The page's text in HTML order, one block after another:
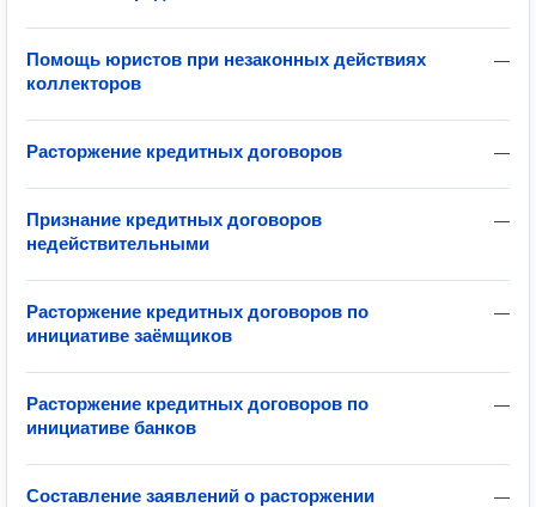
—
Помощь юристов при незаконных действиях
коллекторов
—
Расторжение кредитных договоров
—
Признание кредитных договоров
недействительными
—
Расторжение кредитных договоров по
инициативе заёмщиков
—
Расторжение кредитных договоров по
инициативе банков
—
Составление заявлений о расторжении